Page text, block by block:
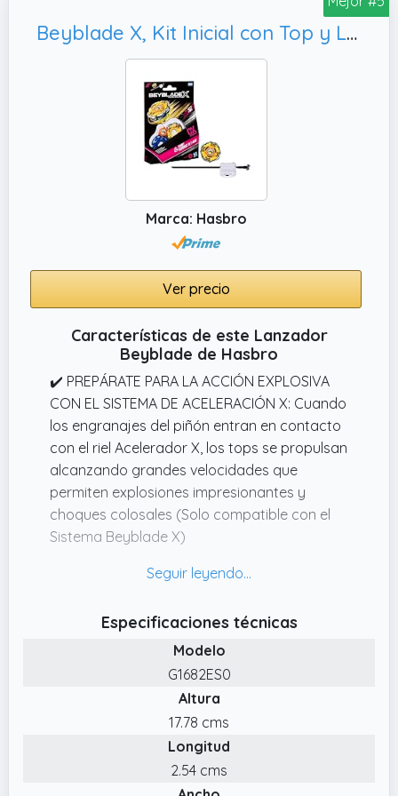
Beyblade X, Kit Inicial con Top y Lanzador
Marca: Hasbro
Ver precio
Características de este Lanzador
Beyblade de Hasbro
✔️ PREPÁRATE PARA LA ACCIÓN EXPLOSIVA
CON EL SISTEMA DE ACELERACIÓN X: Cuando
los engranajes del piñón entran en contacto
con el riel Acelerador X, los tops se propulsan
alcanzando grandes velocidades que
permiten explosiones impresionantes y
choques colosales (Solo compatible con el
Sistema Beyblade X)
BEYBLADE X: Vive la emoción de la
batalla. Arma tus tops, carga tus lanzadores
✔️ TOP DE TIPO EQUILIBRIO FORT HORNET R
760T CX DE ROTACIÓN DERECHA CON HOJA
DE TIPO EQUILIBRIO: Incluye top y lanzador
Beyblade X con diseño Takara Tomy hechos
con auténticas piezas de metal fundido.
✔️ PIEZAS FÁCILES DE ENSAMBLAR: La hoja, el
Especificaciones técnicas
Modelo
G1682ES0
Altura
17.78 cms
Longitud
2.54 cms